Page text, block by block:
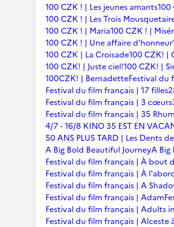
100 CZK ! | Les jeunes amants100
100 CZK ! | Les Trois
100 CZK ! | Maria100 CZK ! |
100 CZK ! | Une affaire d'honneur
100 CZK | La Croisade100 CZK! |
100 CZK! | Juste ciel!100 CZK! |
100CZK! | BernadetteFestival du
Festival du film français | 17 filles
Festival du film français | 3 cœurs
Festival du film français | 35
4/7 - 16/8 KINO 35 EST EN
50 ANS PLUS TARD | Les Dents
A Big Bold Beautiful JourneyA
Festival du film français | À bout
Festival du film français | À
Festival du film français | A
Festival du film français | Adam
Festival du film français | Adults
Festival du film français | Alceste